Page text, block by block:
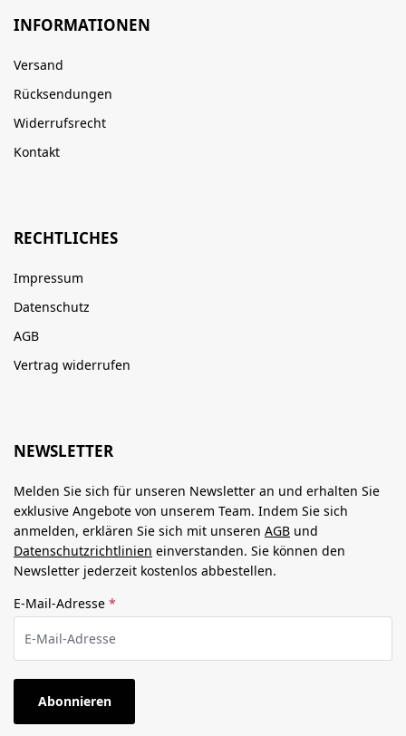
INFORMATIONEN
Versand
Rücksendungen
Widerrufsrecht
Kontakt
RECHTLICHES
Impressum
Datenschutz
AGB
Vertrag widerrufen
NEWSLETTER
Melden Sie sich für unseren Newsletter an und erhalten Sie
exklusive Angebote von unserem Team. Indem Sie sich
anmelden, erklären Sie sich mit unseren AGB und
Datenschutzrichtlinien einverstanden. Sie können den
Newsletter jederzeit kostenlos abbestellen.
E-Mail-Adresse *
Abonnieren